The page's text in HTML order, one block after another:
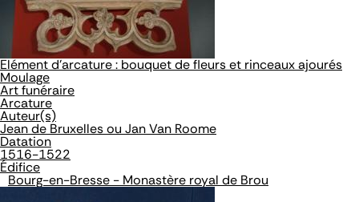
Elément d'arcature : bouquet de fleurs et rinceaux ajourés
Moulage
Art funéraire
Arcature
Auteur(s)
Jean de Bruxelles ou Jan Van Roome
Datation
1516-1522
Édifice
Bourg-en-Bresse - Monastère royal de Brou